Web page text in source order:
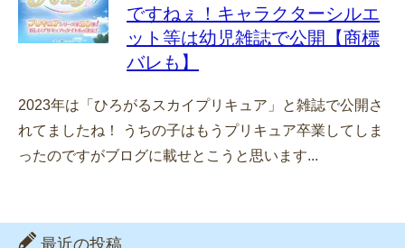
ですねぇ！キャラクターシルエ
ット等は幼児雑誌で公開【商標
バレも】
2023年は「ひろがるスカイプリキュア」と雑誌で公開さ
れてましたね！ うちの子はもうプリキュア卒業してしま
ったのですがブログに載せとこうと思います...
最近の投稿